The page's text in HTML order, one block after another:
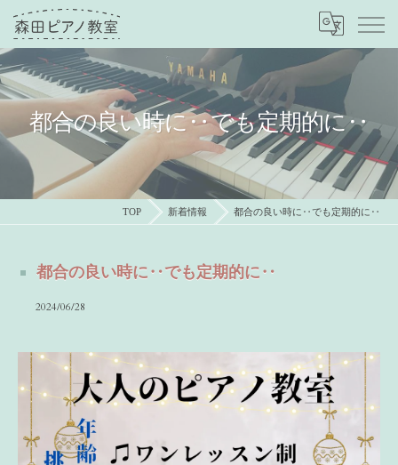
都合の良い時に‥でも定期的に‥
TOP 新着情報 都合の良い時に‥でも定期的に‥
都合の良い時に‥でも定期的に‥
2024/06/28